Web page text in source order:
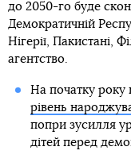
до 2050-го буде
Демократичній
Нігерії, Пакистані,
агентство.
На початку року
рівень
попри зусилля
дітей перед